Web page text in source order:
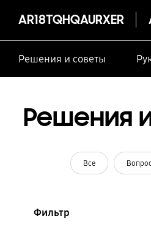
AR18TQHQAURXER
Решения и советы
Решения
Все
Фильтр